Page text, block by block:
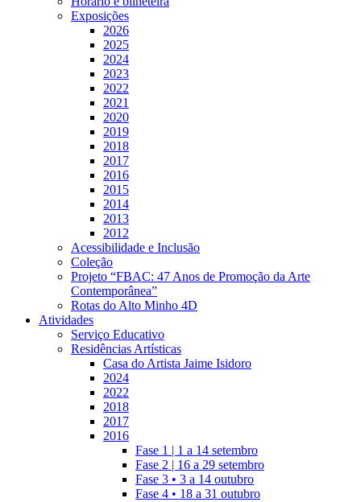
Exposições
2026
2025
2024
2023
2022
2021
2020
2019
2018
2017
2016
2015
2014
2013
2012
Acessibilidade e Inclusão
Coleção
Projeto “FBAC: 47 Anos de Promoção da Arte
Contemporânea”
Rotas do Alto Minho 4D
Atividades
Serviço Educativo
Residências Artísticas
Casa do Artista Jaime Isidoro
2024
2022
2018
2017
2016
Fase 1 | 1 a 14 setembro
Fase 2 | 16 a 29 setembro
Fase 3 • 3 a 14 outubro
Fase 4 • 18 a 31 outubro